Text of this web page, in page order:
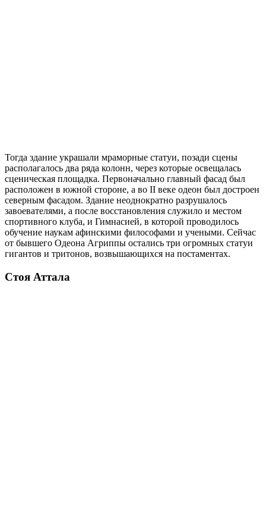
Тогда здание украшали мраморные статуи, позади сцены
располагалось два ряда колонн, через которые освещалась
сценическая площадка. Первоначально главный фасад был
расположен в южной стороне, а во II веке одеон был достроен
северным фасадом. Здание неоднократно разрушалось
завоевателями, а после восстановления служило и местом
спортивного клуба, и Гимнасией, в которой проводилось
обучение наукам афинскими философами и учеными. Сейчас
от бывшего Одеона Агриппы остались три огромных статуи
гигантов и тритонов, возвышающихся на постаментах.
Стоя Аттала